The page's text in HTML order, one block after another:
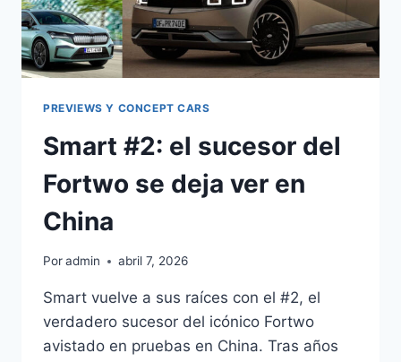
PREVIEWS Y CONCEPT CARS
Smart #2: el sucesor del
Fortwo se deja ver en
China
Poradmin abril 7, 2026
Smart vuelve a sus raíces con el #2, el
verdadero sucesor del icónico Fortwo
avistado en pruebas en China. Tras años